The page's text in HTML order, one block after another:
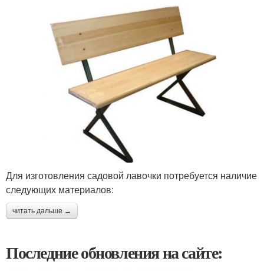
Для изготовления садовой лавочки потребуется наличие
следующих материалов:
читать дальше →
Последние обновления на сайте: